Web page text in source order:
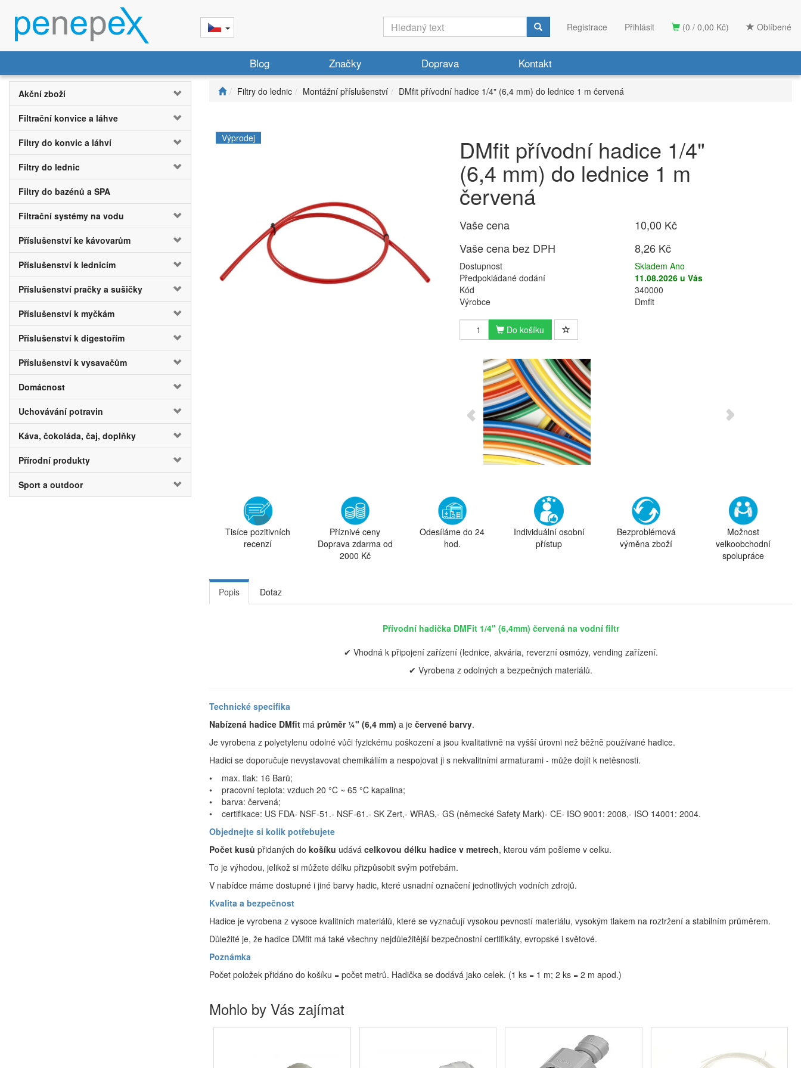
(0 / 0,00 Kč) Oblíbené
Registrace Přihlásit
Blog Značky Doprava Kontakt
Akční zboží
Filtrační konvice a láhve
Filtry do konvic a láhví
Filtry do lednic
Filtry do bazénů a SPA
Filtrační systémy na vodu
Příslušenství ke kávovarům
Příslušenství k lednicím
Příslušenství pračky a sušičky
Příslušenství k myčkám
Příslušenství k digestořím
Příslušenství k vysavačům
Domácnost
Uchovávání potravin
Káva, čokoláda, čaj, doplňky
Přírodní produkty
Sport a outdoor
Filtry do lednic Montážní příslušenství DMfit přívodní hadice 1/4" (6,4 mm) do lednice 1 m červená
Výprodej DMfit přívodní hadice 1/4"
(6,4 mm) do lednice 1 m
červená
Vaše cena
10,00 Kč
Vaše cena bez DPH
8,26 Kč
Dostupnost
Skladem Ano
Předpokládané dodání
11.08.2026 u Vás
Kód
340000
Výrobce
Dmfit
Do košíku
Tisíce pozitivních
recenzí
Příznivé ceny
Doprava zdarma od
2000 Kč
Odesíláme do 24
hod.
Individuální osobní
přístup
Bezproblémová
výměna zboží
Možnost
velkoobchodní
spolupráce
Popis Dotaz
Přívodní hadička DMFit 1/4" (6,4mm) červená na vodní filtr
✔ Vhodná k připojení zařízení (lednice, akvária, reverzní osmózy, vending zařízení.
✔ Vyrobena z odolných a bezpečných materiálů.
Technické specifika
Nabízená hadice DMfit má průměr ¼" (6,4 mm) a je červené barvy.
Je vyrobena z polyetylenu odolné vůči fyzickému poškození a jsou kvalitativně na vyšší úrovni než běžně používané hadice.
Hadici se doporučuje nevystavovat chemikáliím a nespojovat ji s nekvalitními armaturami - může dojít k netěsnosti.
• max. tlak: 16 Barů;
• pracovní teplota: vzduch 20 °C ~ 65 °C kapalina;
• barva: červená;
• certifikace: US FDA- NSF-51.- NSF-61.- SK Zert,- WRAS,- GS (německé Safety Mark)- CE- ISO 9001: 2008,- ISO 14001: 2004.
Objednejte si kolik potřebujete
Počet kusů přidaných do košíku udává celkovou délku hadice v metrech, kterou vám pošleme v celku.
To je výhodou, jelikož si můžete délku přizpůsobit svým potřebám.
V nabídce máme dostupné i jiné barvy hadic, které usnadní označení jednotlivých vodních zdrojů.
Kvalita a bezpečnost
Hadice je vyrobena z vysoce kvalitních materiálů, které se vyznačují vysokou pevností materiálu, vysokým tlakem na roztržení a stabilním průměrem.
Důležité je, že hadice DMfit má také všechny nejdůležitější bezpečnostní certifikáty, evropské i světové.
Poznámka
Počet položek přidáno do košíku = počet metrů. Hadička se dodává jako celek. (1 ks = 1 m; 2 ks = 2 m apod.)
Mohlo by Vás zajímat